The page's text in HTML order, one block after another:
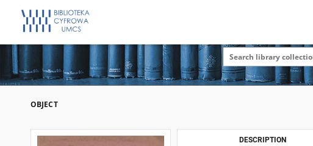
OBJECT
DESCRIPTION